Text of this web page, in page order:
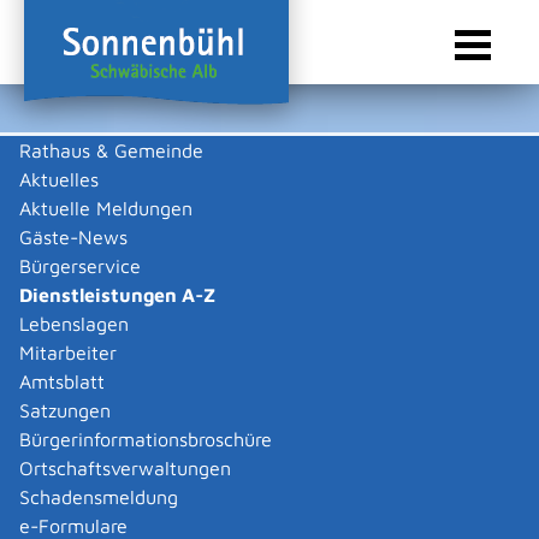
Rathaus & Gemeinde
Aktuelles
Aktuelle Meldungen
Gäste-News
Bürgerservice
Dienstleistungen A-Z
Lebenslagen
Mitarbeiter
Amtsblatt
Satzungen
Bürgerinformationsbroschüre
Ortschaftsverwaltungen
Schadensmeldung
e-Formulare
Sie sind hier:
Dienstleistungen A-Z
Dienstleistungen A-Z
Leistungen
Vielzahl von kommunalen und staatlichen
Verwaltungsvorgängen. Insbesondere erhalten Sie
Informationen zu den erforderlichen Unterlagen die zu
einer bestimmen Verwaltungsdienstleistung notwendig